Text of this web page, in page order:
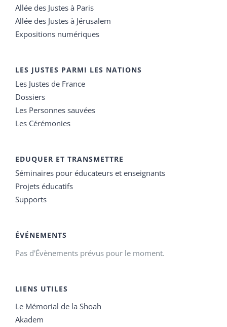
Allée des Justes à Paris
Allée des Justes à Jérusalem
Expositions numériques
LES JUSTES PARMI LES NATIONS
Les Justes de France
Dossiers
Les Personnes sauvées
Les Cérémonies
EDUQUER ET TRANSMETTRE
Séminaires pour éducateurs et enseignants
Projets éducatifs
Supports
ÉVÉNEMENTS
Pas d'Évènements prévus pour le moment.
LIENS UTILES
Le Mémorial de la Shoah
Akadem